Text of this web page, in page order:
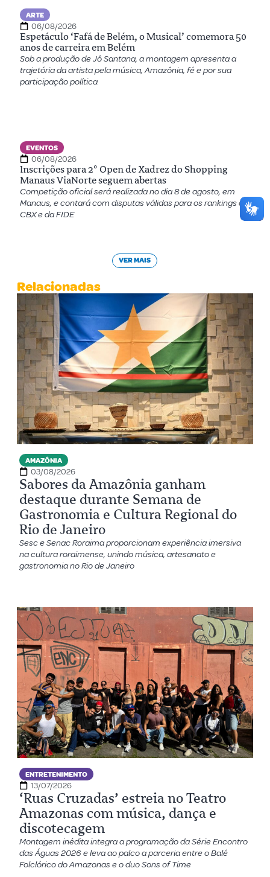
ARTE
06/08/2026
Espetáculo ‘Fafá de Belém, o Musical’ comemora 50
anos de carreira em Belém
Sob a produção de Jô Santana, a montagem apresenta a
trajetória da artista pela música, Amazônia, fé e por sua
participação política
EVENTOS
06/08/2026
Inscrições para 2º Open de Xadrez do Shopping
Manaus ViaNorte seguem abertas
Competição oficial será realizada no dia 8 de agosto, em
Manaus, e contará com disputas válidas para os rankings da
CBX e da FIDE
VER MAIS
Relacionadas
AMAZÔNIA
03/08/2026
Sabores da Amazônia ganham
destaque durante Semana de
Gastronomia e Cultura Regional do
Rio de Janeiro
Sesc e Senac Roraima proporcionam experiência imersiva
na cultura roraimense, unindo música, artesanato e
gastronomia no Rio de Janeiro
ENTRETENIMENTO
13/07/2026
‘Ruas Cruzadas’ estreia no Teatro
Amazonas com música, dança e
discotecagem
Montagem inédita integra a programação da Série Encontro
das Águas 2026 e leva ao palco a parceria entre o Balé
Folclórico do Amazonas e o duo Sons of Time